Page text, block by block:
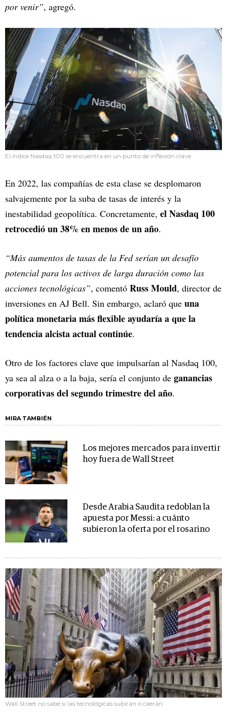
por venir”, agregó.
El índice Nasdaq 100 se encuentra en un punto de inflexión clave.
En 2022, las compañías de esta clase se desplomaron
salvajemente por la suba de tasas de interés y la
inestabilidad geopolítica. Concretamente, el Nasdaq 100
retrocedió un 38% en menos de un año.
“Más aumentos de tasas de la Fed serían un desafío
potencial para los activos de larga duración como las
acciones tecnológicas”, comentó Russ Mould, director de
inversiones en AJ Bell. Sin embargo, aclaró que una
política monetaria más flexible ayudaría a que la
tendencia alcista actual continúe.
Otro de los factores clave que impulsarían al Nasdaq 100,
ya sea al alza o a la baja, sería el conjunto de ganancias
corporativas del segundo trimestre del año.
MIRA TAMBIÉN
Los mejores mercados para invertir
hoy fuera de Wall Street
Desde Arabia Saudita redoblan la
apuesta por Messi: a cuánto
subieron la oferta por el rosarino
Wall Street no sabe si las tecnológicas subirán o caerán.